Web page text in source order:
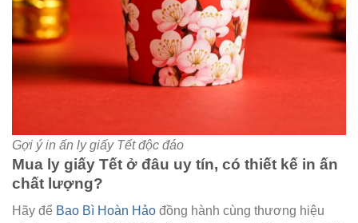
Gợi ý in ấn ly giấy Tết độc đáo
Mua ly giấy Tết ở đâu uy tín, có thiết kế in ấn
chất lượng?
Hãy để Bao Bì Hoàn Hảo đồng hành cùng thương hiệu